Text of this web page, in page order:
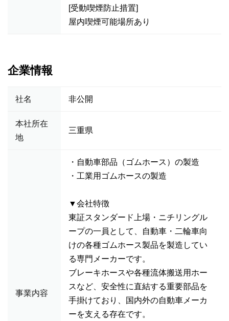
[受動喫煙防止措置]
屋内喫煙可能場所あり
企業情報
社名 非公開
本社所在
地
三重県
事業内容
・自動車部品（ゴムホース）の製造
・工業用ゴムホースの製造
▼会社特徴
東証スタンダード上場・ニチリングル
ープの一員として、自動車・二輪車向
けの各種ゴムホース製品を製造してい
る専門メーカーです。
ブレーキホースや各種流体搬送用ホー
スなど、安全性に直結する重要部品を
手掛けており、国内外の自動車メーカ
ーを支える存在です。